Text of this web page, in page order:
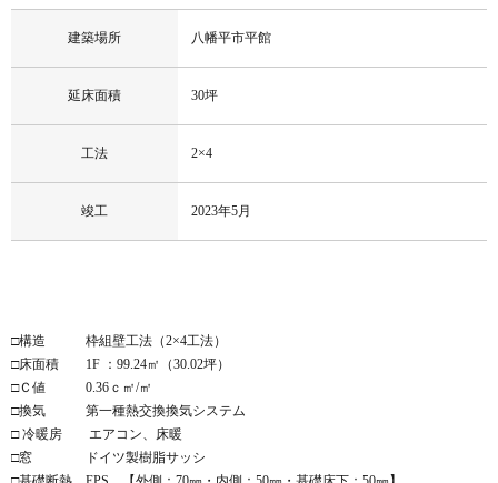
建築場所 八幡平市平館
延床面積 30坪
工法 2×4
竣工 2023年5月
□構造 枠組壁工法（2×4工法）
□床面積 1F ：99.24㎡（30.02坪）
□Ｃ値 0.36ｃ㎡/㎡
□換気 第一種熱交換換気システム
□ 冷暖房 エアコン、床暖
□窓 ドイツ製樹脂サッシ